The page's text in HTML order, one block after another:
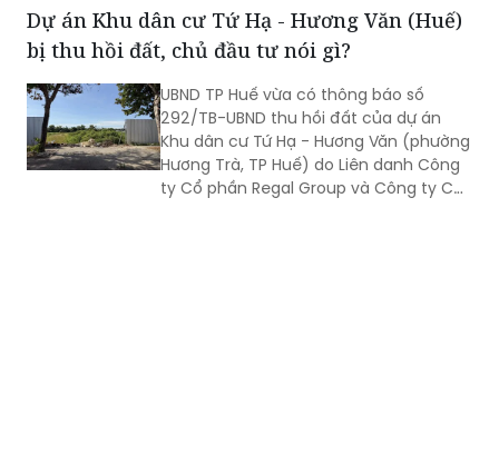
đội ngũ cán bộ đủ phẩm chất, năng
lực, trách nhiệm, đưa các chủ trương
chuyển biến rõ nét trong phát triển kinh
tế - xã hội và nâng cao đời sống Nhân
dân.
Dự án Khu dân cư Tứ Hạ - Hương Văn (Huế)
bị thu hồi đất, chủ đầu tư nói gì?
UBND TP Huế vừa có thông báo số
292/TB-UBND thu hồi đất của dự án
Khu dân cư Tứ Hạ - Hương Văn (phường
Hương Trà, TP Huế) do Liên danh Công
ty Cổ phần Regal Group và Công ty Cổ